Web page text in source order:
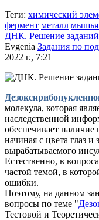
Теги: химический
фермент металл
ДНК. Решение
Evgenia Задания по
2022 г., 7:21
молекула, которая
наследственной
обеспечивает наличие
начиная с цвета глаз и
вырабатываемого
Естественно, в
частой темой, в
ошибки.
Поэтому, на данном
вопросы по теме "
Тестовой и